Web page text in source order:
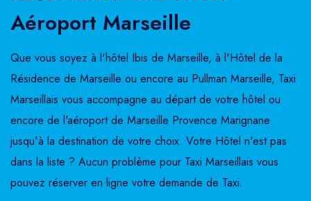
Aéroport Marseille
Que vous soyez à l'hôtel Ibis de Marseille, à l'Hôtel de la
Résidence de Marseille ou encore au Pullman Marseille, Taxi
Marseillais vous accompagne au départ de votre hôtel ou
encore de l'aéroport de Marseille Provence Marignane
jusqu'à la destination de votre choix. Votre Hôtel n'est pas
dans la liste ? Aucun problème pour Taxi Marseillais vous
pouvez réserver en ligne votre demande de Taxi.